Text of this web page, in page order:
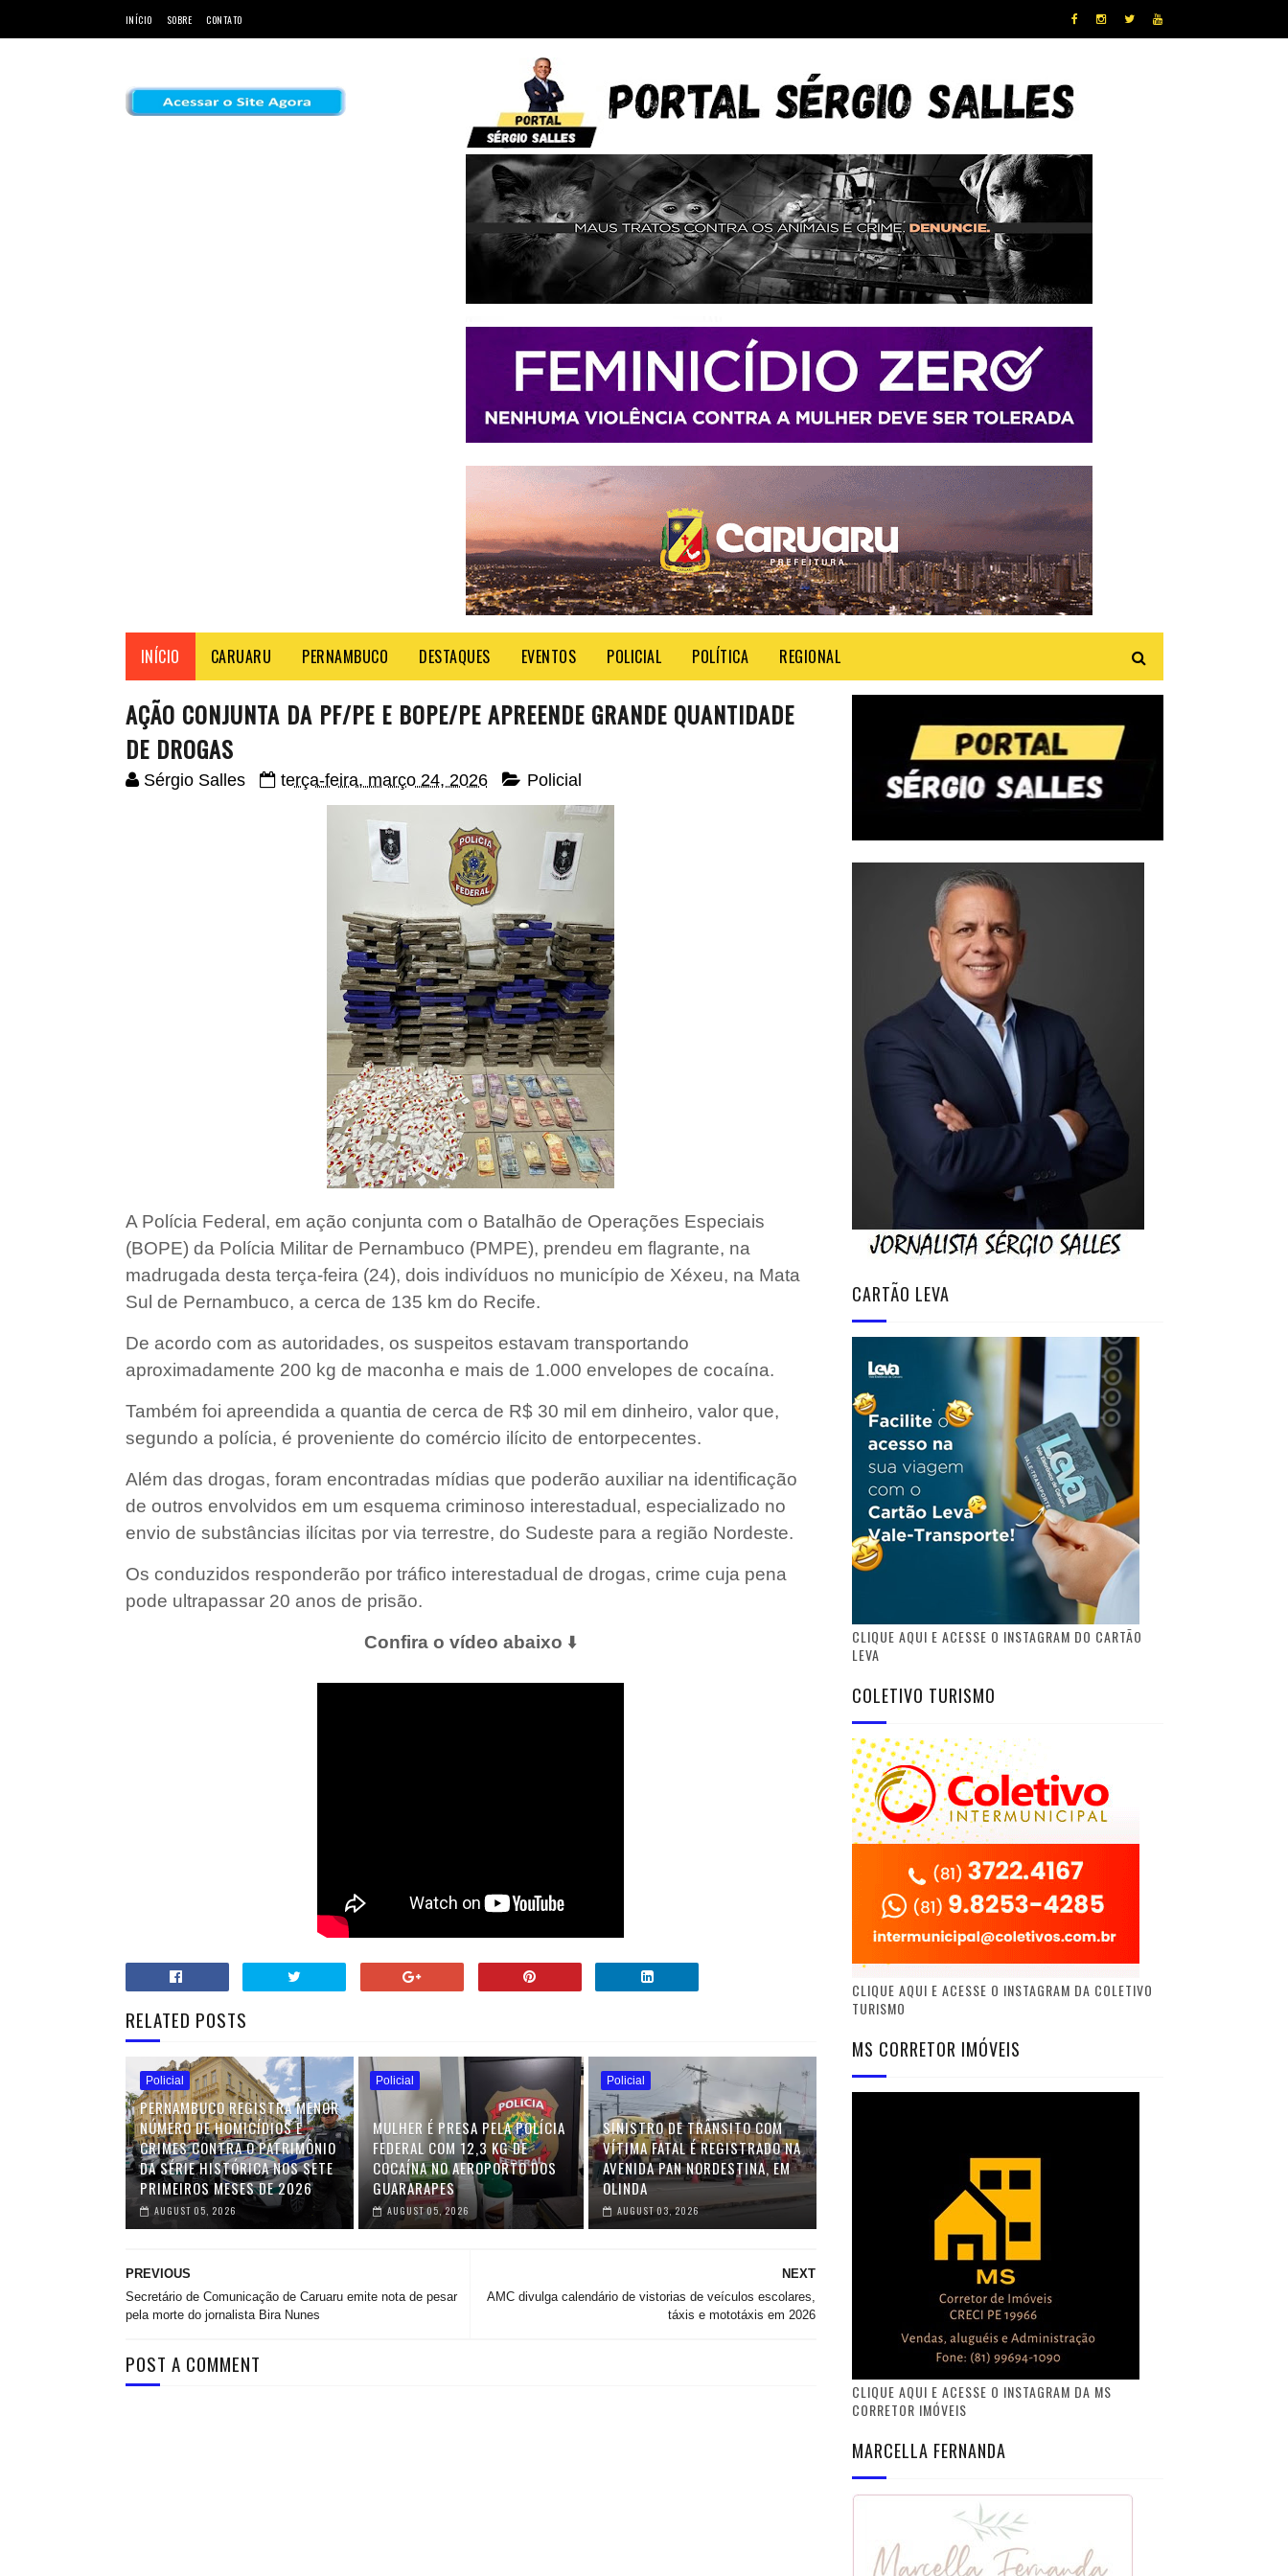
INÍCIO SOBRE CONTATO
INÍCIO CARUARU PERNAMBUCO DESTAQUES EVENTOS POLICIAL POLÍTICA REGIONAL
AÇÃO CONJUNTA DA PF/PE E BOPE/PE APREENDE GRANDE QUANTIDADE
DE DROGAS
Sérgio Salles terça-feira, março 24, 2026 Policial
A Polícia Federal, em ação conjunta com o Batalhão de Operações Especiais
(BOPE) da Polícia Militar de Pernambuco (PMPE), prendeu em flagrante, na
madrugada desta terça-feira (24), dois indivíduos no município de Xéxeu, na Mata
Sul de Pernambuco, a cerca de 135 km do Recife.
De acordo com as autoridades, os suspeitos estavam transportando
aproximadamente 200 kg de maconha e mais de 1.000 envelopes de cocaína.
Também foi apreendida a quantia de cerca de R$ 30 mil em dinheiro, valor que,
segundo a polícia, é proveniente do comércio ilícito de entorpecentes.
Além das drogas, foram encontradas mídias que poderão auxiliar na identificação
de outros envolvidos em um esquema criminoso interestadual, especializado no
envio de substâncias ilícitas por via terrestre, do Sudeste para a região Nordeste.
Os conduzidos responderão por tráfico interestadual de drogas, crime cuja pena
pode ultrapassar 20 anos de prisão.
Confira o vídeo abaixo ⬇️
RELATED POSTS
Policial
PERNAMBUCO REGISTRA MENOR
NÚMERO DE HOMICÍDIOS E
CRIMES CONTRA O PATRIMÔNIO
DA SÉRIE HISTÓRICA NOS SETE
PRIMEIROS MESES DE 2026
AUGUST 05, 2026
Policial
MULHER É PRESA PELA POLÍCIA
FEDERAL COM 12,3 KG DE
COCAÍNA NO AEROPORTO DOS
GUARARAPES
AUGUST 05, 2026
Policial
SINISTRO DE TRÂNSITO COM
VÍTIMA FATAL É REGISTRADO NA
AVENIDA PAN NORDESTINA, EM
OLINDA
AUGUST 03, 2026
NEXT
AMC divulga calendário de vistorias de veículos escolares,
táxis e mototáxis em 2026
PREVIOUS
Secretário de Comunicação de Caruaru emite nota de pesar
pela morte do jornalista Bira Nunes
POST A COMMENT
CARTÃO LEVA
CLIQUE AQUI E ACESSE O INSTAGRAM DO CARTÃO
LEVA
COLETIVO TURISMO
CLIQUE AQUI E ACESSE O INSTAGRAM DA COLETIVO
TURISMO
MS CORRETOR IMÓVEIS
CLIQUE AQUI E ACESSE O INSTAGRAM DA MS
CORRETOR IMÓVEIS
MARCELLA FERNANDA